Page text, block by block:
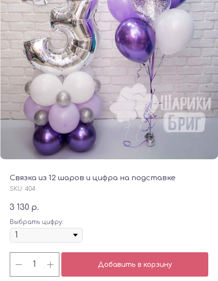
Связка из 12 шаров и цифра на подставке
SKU: 404
3 130 р.
Выбрать цифру:
Добавить в корзину